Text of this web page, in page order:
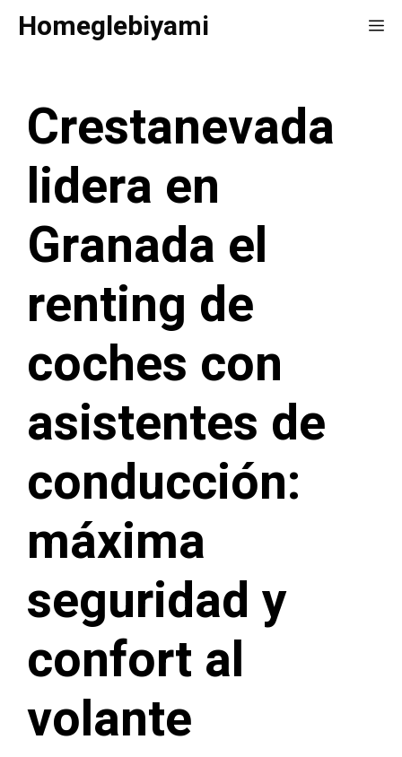
SaltarHomeglebiyami
Crestanevada
lidera en
Granada el
renting de
coches con
asistentes de
conducción:
máxima
seguridad y
confort al
volante